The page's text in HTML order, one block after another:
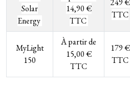
Solar
Energy
14,90 €
TTC
249 €
TTC
MyLight
150
À partir de
15,00 €
TTC
179 €
TTC